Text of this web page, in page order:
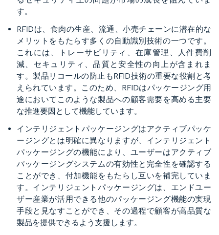
す。
RFIDは、食肉の生産、流通、小売チェーンに潜在的な
メリットをもたらす多くの自動識別技術の一つです。
これには、トレーサビリティ、在庫管理、人件費削
減、セキュリティ、品質と安全性の向上が含まれま
す。製品リコールの防止もRFID技術の重要な役割と考
えられています。このため、RFIDはパッケージング用
途においてこのような製品への顧客需要を高める主要
な推進要因として機能しています。
インテリジェントパッケージングはアクティブパッケ
ージングとは明確に異なりますが、インテリジェント
パッケージングの機能により、ユーザーはアクティブ
パッケージングシステムの有効性と完全性を確認する
ことができ、付加機能をもたらし互いを補完していま
す。インテリジェントパッケージングは、エンドユー
ザー産業が活用できる他のパッケージング機能の実現
手段と見なすことができ、その過程で顧客が高品質な
製品を提供できるよう支援します。